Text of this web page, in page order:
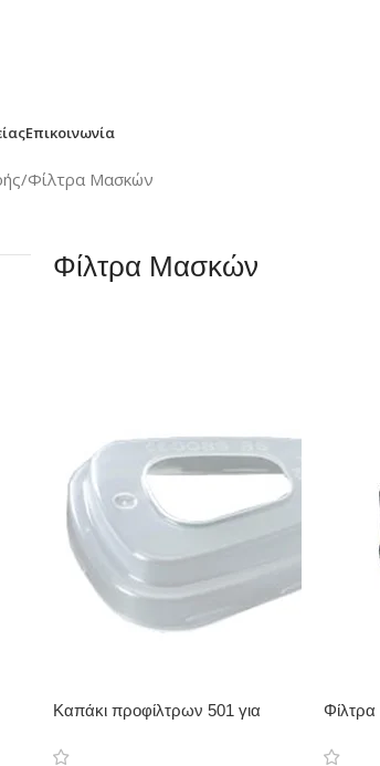
Επικοινωνία
Φίλτρα Μασκών
Φίλτρα Μασκών
Καπάκι προφίλτρων 501 για